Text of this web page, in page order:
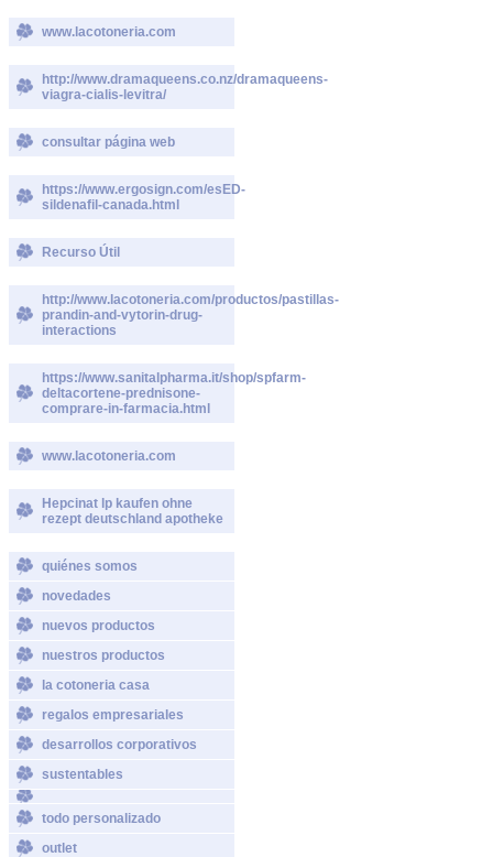
www.lacotoneria.com
http://www.dramaqueens.co.nz/dramaqueens-
viagra-cialis-levitra/
consultar página web
https://www.ergosign.com/esED-
sildenafil-canada.html
Recurso Útil
http://www.lacotoneria.com/productos/pastillas-
prandin-and-vytorin-drug-
interactions
https://www.sanitalpharma.it/shop/spfarm-
deltacortene-prednisone-
comprare-in-farmacia.html
www.lacotoneria.com
Hepcinat lp kaufen ohne
rezept deutschland apotheke
quiénes somos
novedades
nuevos productos
nuestros productos
la cotoneria casa
regalos empresariales
desarrollos corporativos
sustentables
todo personalizado
outlet